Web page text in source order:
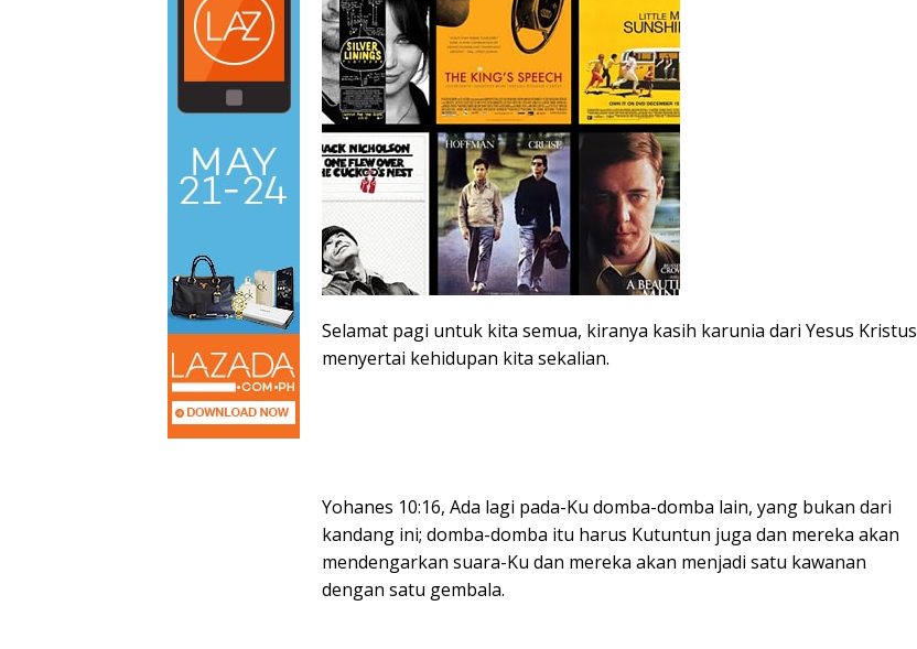
Selamat pagi untuk kita semua, kiranya kasih karunia dari Yesus Kristus
menyertai kehidupan kita sekalian.
Yohanes 10:16, Ada lagi pada-Ku domba-domba lain, yang bukan dari
kandang ini; domba-domba itu harus Kutuntun juga dan mereka akan
mendengarkan suara-Ku dan mereka akan menjadi satu kawanan
dengan satu gembala.